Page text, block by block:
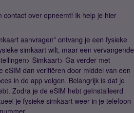
over opneemt! Ik help je hier
aanvragen” ontvang je een fysieke
simkaart wilt, maar een vervangende
Simkaart> Ga verder met
eSIM dan verifiëren door middel van een
in de app volgen. Belangrijk is dat je
Zodra je de eSIM hebt geïnstalleerd
je fysieke simkaart weer in je telefoon